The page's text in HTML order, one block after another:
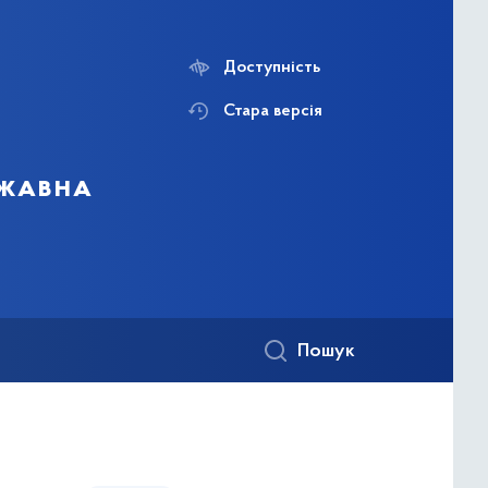
Доступність
Стара версія
Пошук